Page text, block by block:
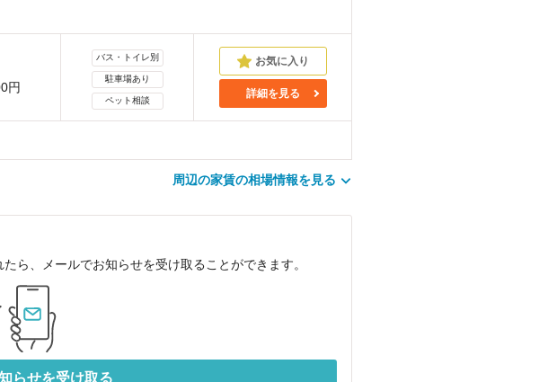
円
バス・トイレ別
駐車場あり
ペット相談
詳細を見る
周辺の家賃の相場情報を見る
ら、メールでお知らせを受け取ることができます。
らせを受け取る